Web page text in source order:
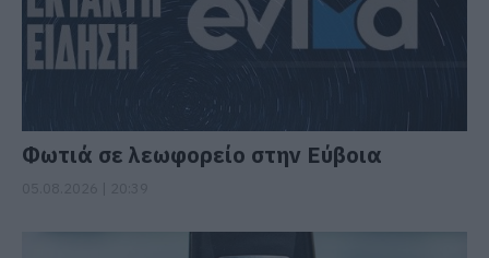
Φωτιά σε λεωφορείο στην Εύβοια